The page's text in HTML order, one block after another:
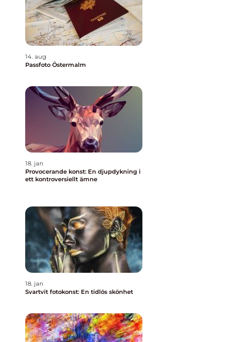
14. aug
Passfoto Östermalm
18. jan
Provocerande konst: En djupdykning i
ett kontroversiellt ämne
18. jan
Svartvit fotokonst: En tidlös skönhet